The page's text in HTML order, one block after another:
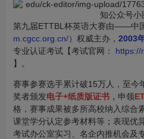
第九届ETTBL杯英语大赛由——中
m.cgcc.org.cn/）权威主办， 2003
专业认证考试【考试官网： https://
】。
赛事参赛选手累计破15万人，至今
奖者颁发电子+纸质版证书， 申领
格， 赛事成果被多所高校纳入综合
课堂学分认定参考材料等 ； 表现优
考试办公室实习、名企内推机会及